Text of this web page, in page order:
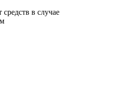
в случае